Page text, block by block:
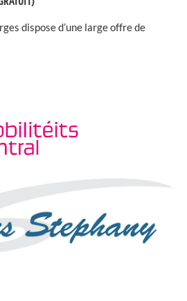
dispose d’une large offre de